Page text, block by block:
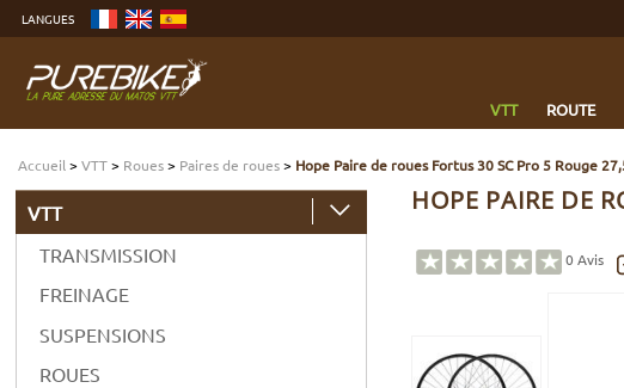
contenu
menu
Aller
LANGUES
VTT ROUTE
Accueil >VTT> Roues> Paires de roues> Hope Paire de roues Fortus 30 SC Pro 5 Rouge
HOPE PAIRE DE
0 Avis
VTT
TRANSMISSION
FREINAGE
SUSPENSIONS
ROUES